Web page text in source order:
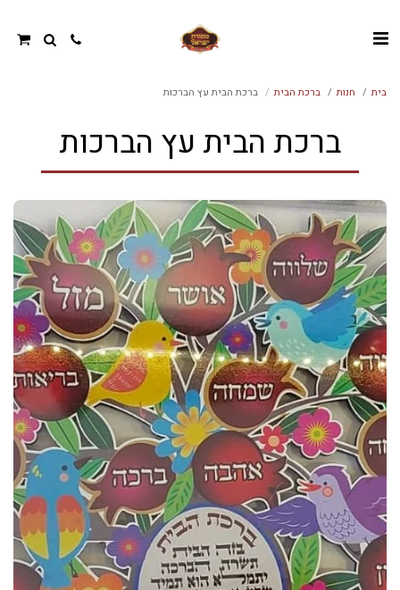
בית חנות ברכת הבית ברכת הבית עץ הברכות
ברכת הבית עץ הברכות